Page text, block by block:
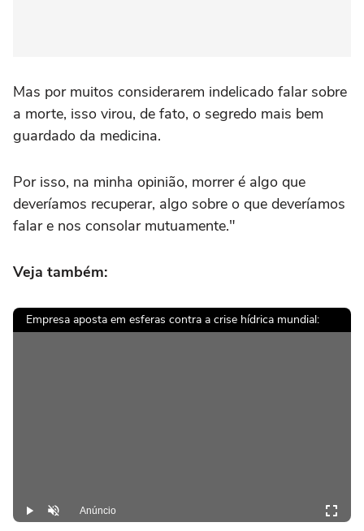
Mas por muitos considerarem indelicado falar sobre
a morte, isso virou, de fato, o segredo mais bem
guardado da medicina.
Por isso, na minha opinião, morrer é algo que
deveríamos recuperar, algo sobre o que deveríamos
falar e nos consolar mutuamente."
Veja também:
Empresa aposta em esferas contra a crise hídrica mundial:
Play DesmutarAnúncio